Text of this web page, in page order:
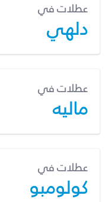
عطلات في
دلهي
عطلات في
ماليه
عطلات في
كولومبو